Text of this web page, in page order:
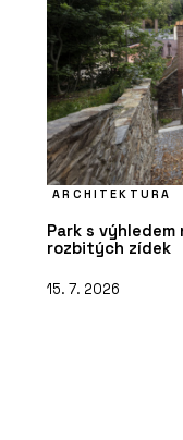
ARCHITEKTURA
Park s výhledem
rozbitých zídek
15. 7. 2026